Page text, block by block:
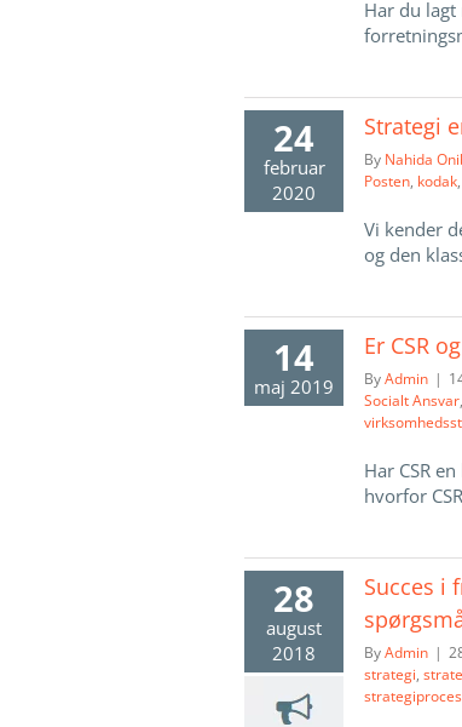
Har du
24
februar
2020
Strategi
By Nahida
Posten, kodak,
Vi kender
og den
14
maj 2019
Er CSR
ByAdmin |
Socialt Ansvar,
Har CSR
hvorfor
28
august
2018
Succes i
ByAdmin |
strategi,
strategiproces